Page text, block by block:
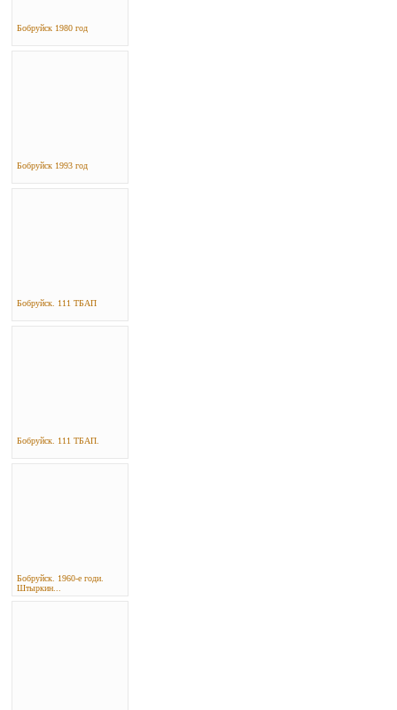
Бобруйск 1980 год
Бобруйск 1993 год
Бобруйск. 111 ТБАП
Бобруйск. 111 ТБАП.
Бобруйск. 1960-е годи.
Штыркин...